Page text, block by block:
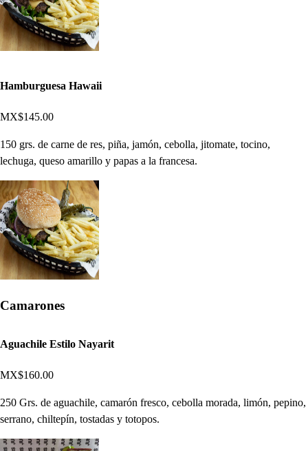
Hamburguesa Hawaii
MX$145.00
150 grs. de carne de res, piña, jamón, cebolla, jitomate, tocino,
lechuga, queso amarillo y papas a la francesa.
Camarones
Aguachile Estilo Nayarit
MX$160.00
250 Grs. de aguachile, camarón fresco, cebolla morada, limón, pepino,
serrano, chiltepín, tostadas y totopos.